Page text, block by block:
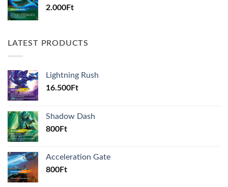
2.000Ft
LATEST PRODUCTS
Lightning Rush
16.500Ft
Shadow Dash
800Ft
Acceleration Gate
800Ft